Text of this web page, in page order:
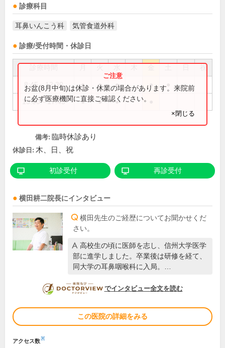
診療科目
耳鼻いんこう科 気管食道外科
診療/受付時間・休診日
祝
8:45～12:30 ● ● ● ●
15:00～17:45 ● ● ●
お盆(8月中旬)は休診・休業の場合があります。来院前
に必ず医療機関に直接ご確認ください。
×閉じる
備考: 臨時休診あり
休診日: 木、日、祝
初診受付 再診受付
横田耕二院長にインタビュー
横田先生のご経歴についてお聞かせくだ
さい。
高校生の頃に医師を志し、信州大学医学
部に進学しました。卒業後は研修を経て、
同大学の耳鼻咽喉科に入局。…
DOCTORVIEW
でインタビュー全文を読む
この医院の詳細をみる
アクセス数※